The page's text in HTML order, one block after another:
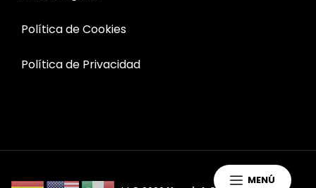
MENÚ
Política de Cookies
Política de Privacidad